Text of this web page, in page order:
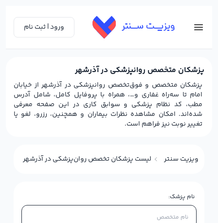
ورود | ثبت نام
پزشکان متخصص روانپزشکی در آذرشهر
پزشکان متخصص و فوق‌تخصص روانپزشکی در آذرشهر از خیابان
امام تا سه‌راه غفاری و…، همراه با پروفایل کامل، شامل آدرس
مطب، کد نظام پزشکی و سوابق کاری در این صفحه معرفی
شده‌اند. امکان مشاهده نظرات بیماران و همچنین، رزرو، لغو یا
تغییر نوبت نیز فراهم است.
ویزیت سنتر لیست پزشکان تخصص روان‌پزشکی در آذرشهر
نام پزشک: